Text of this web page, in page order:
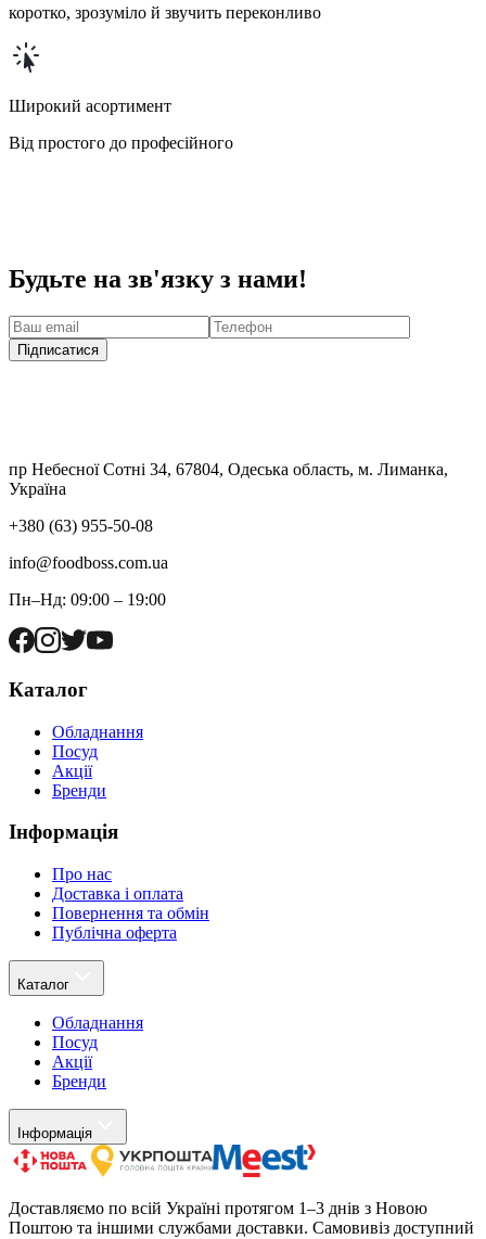
коротко, зрозуміло й звучить переконливо
Широкий асортимент
Від простого до професійного
Будьте на зв'язку з нами!
Підписатися
пр Небесної Сотні 34, 67804, Одеська область, м. Лиманка,
Україна
+380 (63) 955-50-08
info@foodboss.com.ua
Пн–Нд: 09:00 – 19:00
Каталог
Обладнання
Посуд
Акції
Бренди
Інформація
Про нас
Доставка і оплата
Повернення та обмін
Публічна оферта
Каталог
Обладнання
Посуд
Акції
Бренди
Інформація
Доставляємо по всій Україні протягом 1–3 днів з Новою
Поштою та іншими службами доставки. Самовивіз доступний